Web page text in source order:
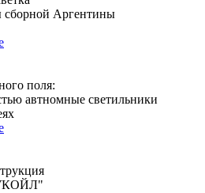
сборной Аргентины
поля:
автномные светильники